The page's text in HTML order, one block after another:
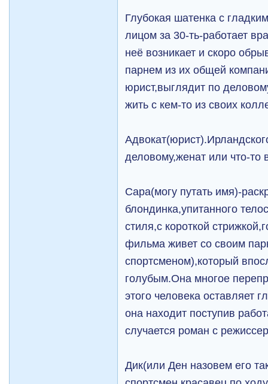
Глубокая шатенка с
лицом за 30-ть-работает
неё возникает и скоро
парнем из их общей
юрист,выглядит по
жить с кем-то из своих
деловому,женат или что-то
Сара(могу путать имя)-
блондинка,упитанного
стиля,с короткой
фильма живет со своим
спортсменом),который
голубым.Она многое
этого человека оставляет
она находит поступив
случается роман с
Дик(или Ден назовем его